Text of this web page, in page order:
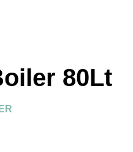
80Lt